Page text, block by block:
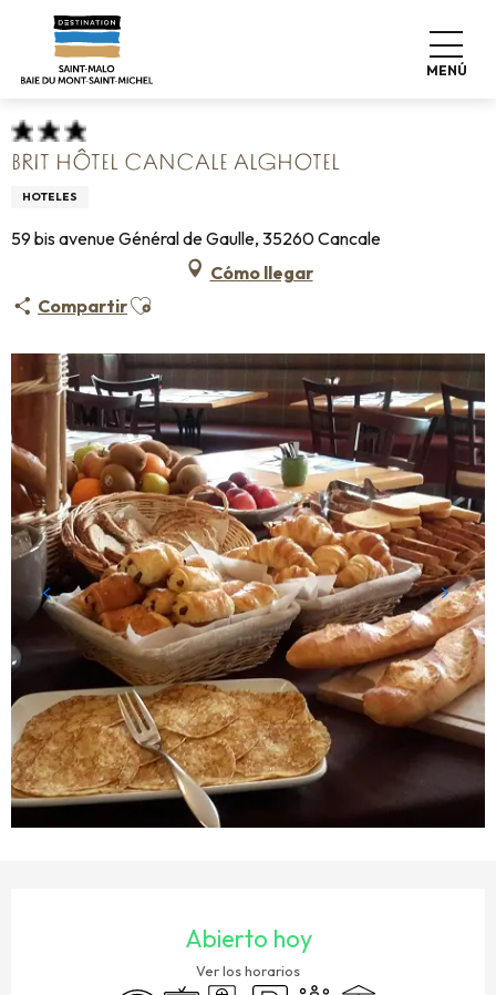
contenu
MENÚ
Home Haga las maletas
Hoteles
Brit Hôtel Cancale Alghotel
BRIT HÔTEL CANCALE ALGHOTEL
HOTELES
59 bis avenue Général de Gaulle, 35260 Cancale
Cómo llegar
CompartirAjouter aux favoris
Abierto hoy
Ver los horarios